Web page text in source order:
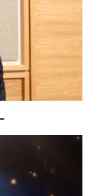
ポート
流プログラ
質問
ーカイブ
ジ